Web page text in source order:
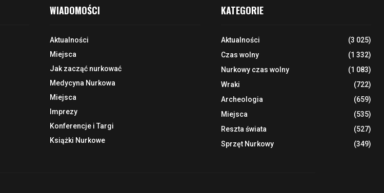
WIADOMOŚCI
Aktualności
Miejsca
Jak zacząć nurkować
Medycyna Nurkowa
Miejsca
Imprezy
Konferencje i Targi
Książki Nurkowe
KATEGORIE
Aktualności
(3 025)
Czas wolny
(1 332)
Nurkowy czas wolny
(1 083)
Wraki
(722)
Archeologia
(659)
Miejsca
(535)
Reszta świata
(527)
Sprzęt Nurkowy
(349)